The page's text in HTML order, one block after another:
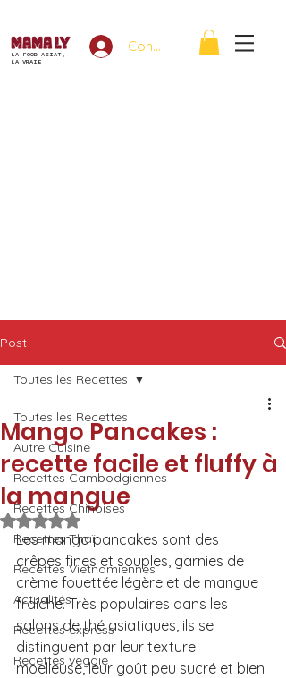
LA FOOD ASIAT,
LA VRAIE
Connexion
Post
Toutes les Recettes
Autre Cuisine
Recettes Cambodgiennes
Recettes Chinoises
Recettes Thaï
Recettes Vietnamiennes
Actualités
Recettes express
Recettes veggie
Toutes les Recettes
Mango Pancakes :
recette facile et fluffy à
la mangue
Noté NaN étoiles sur 5.
Les mango pancakes sont des
crêpes fines et souples, garnies de
crème fouettée légère et de mangue
fraîche. Très populaires dans les
salons de thé asiatiques, ils se
distinguent par leur texture
moelleuse, leur goût peu sucré et bien